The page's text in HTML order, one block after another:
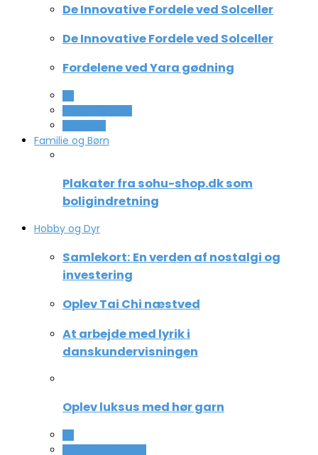
De Innovative Fordele ved Solceller
De Innovative Fordele ved Solceller
Fordelene ved Yara gødning
Familie og Børn
Plakater fra sohu-shop.dk som
boligindretning
Hobby og Dyr
Samlekort: En verden af nostalgi og
investering
Oplev Tai Chi næstved
At arbejde med lyrik i
danskundervisningen
Oplev luksus med hør garn